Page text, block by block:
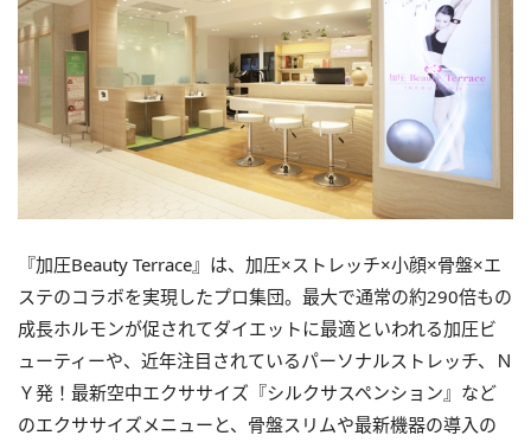
『加圧Beauty Terrace』は、加圧×ストレッチ×小顔×骨盤×エ
ステのコラボを実現したプロ集団。最大で通常の約290倍もの
成長ホルモンが促されてダイエットに最適といわれる加圧ビ
ューティーや、近年注目されているパーソナルストレッチ、Ｎ
Ｙ発！最新空中エクササイズ『シルクサスペンション』など
のエクササイズメニューと、骨盤スリムや最新機器の導入の